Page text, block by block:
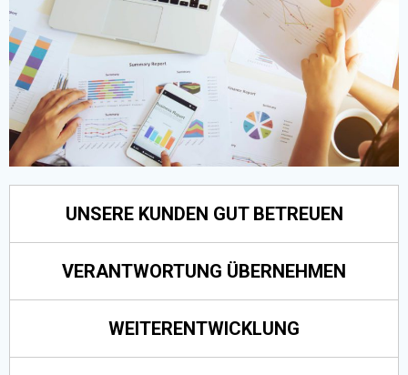
UNSERE KUNDEN GUT BETREUEN
VERANTWORTUNG ÜBERNEHMEN
WEITERENTWICKLUNG